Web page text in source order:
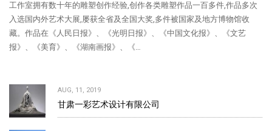
工作室拥有数十年的雕塑创作经验,创作各类雕塑作品一百多件,作品多次
入选国内外艺术大展,屡获全省及全国大奖,多件被国家及地方博物馆收
藏。作品在《人民日报》、《光明日报》、《中国文化报》、《文艺
报》、《美育》、《湖南画报》、《…
AUG, 11, 2019
甘肃一彩艺术设计有限公司